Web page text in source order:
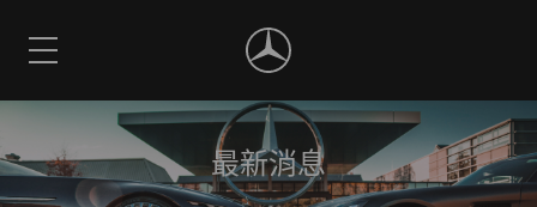
最新消息